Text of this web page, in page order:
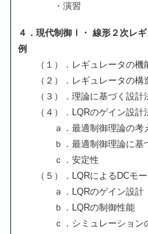
・演習
４．現代制御Ⅰ・ 線形２次レ
例
（１）．レギュレータの機
（２）．レギュレータの構
（３）．理論に基づく設計
（４）．LQRのゲイン設計
ａ．最適制御理論の考
ｂ．最適制御理論に基づ
ｃ．安定性
（５）．LQRによるDCモー
ａ．LQRのゲイン設計
ｂ．LQRの制御性能
ｃ．シミュレーションの